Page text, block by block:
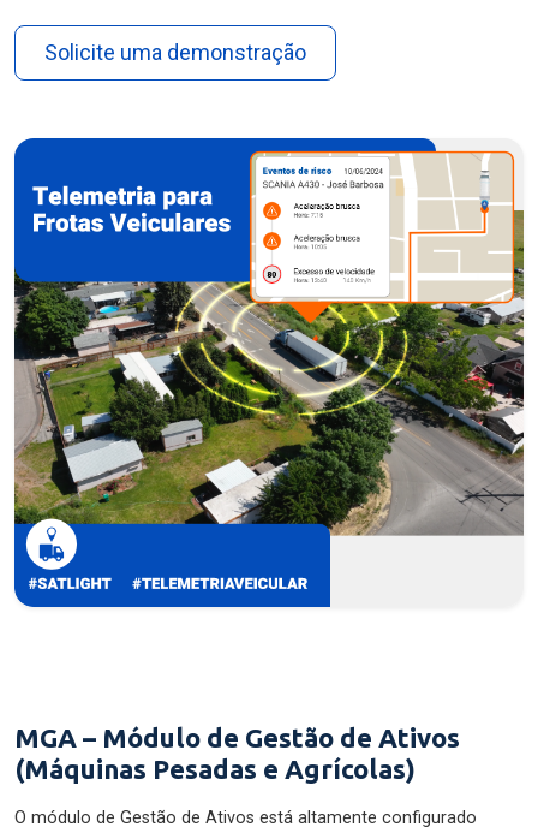
Solicite uma demonstração
MGA – Módulo de Gestão de Ativos
(Máquinas Pesadas e Agrícolas)
O módulo de Gestão de Ativos está altamente configurado